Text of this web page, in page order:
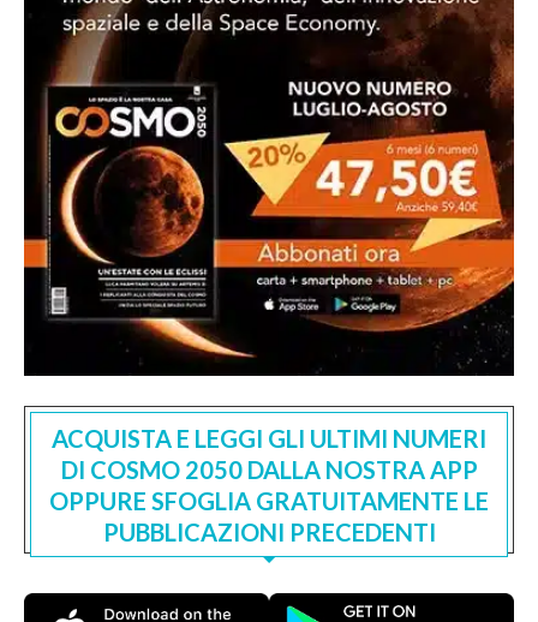
ACQUISTA E LEGGI GLI ULTIMI NUMERI
DI COSMO 2050 DALLA NOSTRA APP
OPPURE SFOGLIA GRATUITAMENTE LE
PUBBLICAZIONI PRECEDENTI